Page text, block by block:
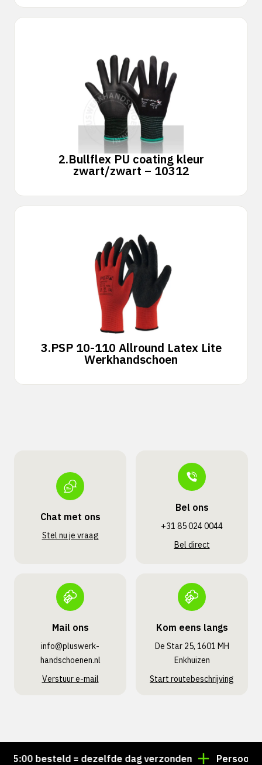
2.Bullflex PU coating kleur
zwart/zwart – 10312
3.PSP 10-110 Allround Latex Lite
Werkhandschoen
Chat met ons
Stel nu je vraag
Bel ons
+31 85 024 0044
Bel direct
Mail ons
info@pluswerk­
handschoenen.nl
Verstuur e-mail
Kom eens langs
De Star 25, 1601 MH
Enkhuizen
Start routebeschrijving
besteld = dezelfde dag verzonden Persoonlijk